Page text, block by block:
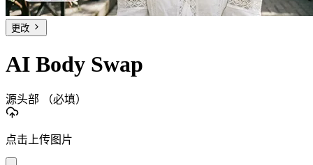
更改
AI Body Swap
源头部 （必填）
点击上传图片